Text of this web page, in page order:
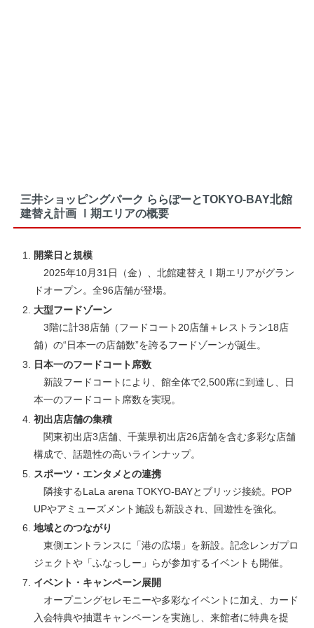
三井ショッピングパーク ららぽーとTOKYO-BAY北館
建替え計画 Ⅰ期エリアの概要
開業日と規模
2025年10月31日（金）、北館建替えⅠ期エリアがグラン
ドオープン。全96店舗が登場。
大型フードゾーン
3階に計38店舗（フードコート20店舗＋レストラン18店
舗）の“日本一の店舗数”を誇るフードゾーンが誕生。
日本一のフードコート席数
新設フードコートにより、館全体で2,500席に到達し、日
本一のフードコート席数を実現。
初出店店舗の集積
関東初出店3店舗、千葉県初出店26店舗を含む多彩な店舗
構成で、話題性の高いラインナップ。
スポーツ・エンタメとの連携
隣接するLaLa arena TOKYO-BAYとブリッジ接続。POP
UPやアミューズメント施設も新設され、回遊性を強化。
地域とのつながり
東側エントランスに「港の広場」を新設。記念レンガプロ
ジェクトや「ふなっしー」らが参加するイベントも開催。
イベント・キャンペーン展開
オープニングセレモニーや多彩なイベントに加え、カード
入会特典や抽選キャンペーンを実施し、来館者に特典を提